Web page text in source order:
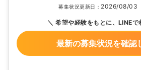
募集状況更新日： 2026/08/03
希望や経験をもとに、LINEで
最新の募集状況を確認